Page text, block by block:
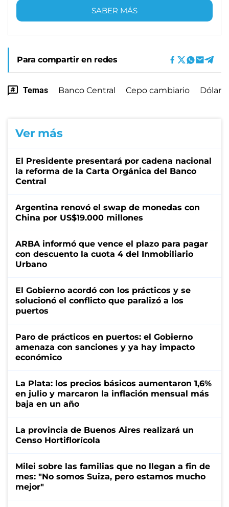
SABER MÁS
Para compartir en redes
Temas Banco Central Cepo cambiario Dólar
Ver más
El Presidente presentará por cadena nacional
la reforma de la Carta Orgánica del Banco
Central
Argentina renovó el swap de monedas con
China por US$19.000 millones
ARBA informó que vence el plazo para pagar
con descuento la cuota 4 del Inmobiliario
Urbano
El Gobierno acordó con los prácticos y se
solucionó el conflicto que paralizó a los
puertos
Paro de prácticos en puertos: el Gobierno
amenaza con sanciones y ya hay impacto
económico
La Plata: los precios básicos aumentaron 1,6%
en julio y marcaron la inflación mensual más
baja en un año
La provincia de Buenos Aires realizará un
Censo Hortiflorícola
Milei sobre las familias que no llegan a fin de
mes: "No somos Suiza, pero estamos mucho
mejor"